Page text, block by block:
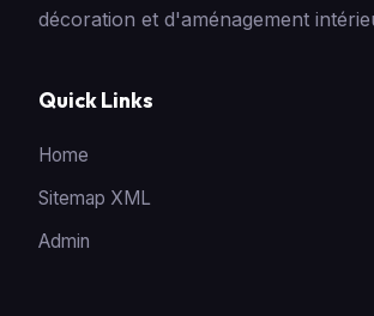
décoration et d'aménagement
Quick Links
Home
Sitemap XML
Admin